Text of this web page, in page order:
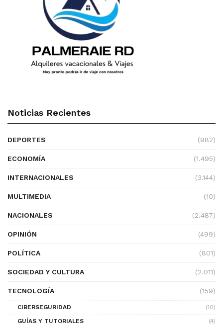
Noticias Recientes
DEPORTES (982)
ECONOMÍA (1.495)
INTERNACIONALES (3.144)
MULTIMEDIA (10)
NACIONALES (2.487)
OPINIÓN (499)
POLÍTICA (801)
SOCIEDAD Y CULTURA (2.011)
TECNOLOGÍA (159)
CIBERSEGURIDAD
(10)
GUÍAS Y TUTORIALES
(4)